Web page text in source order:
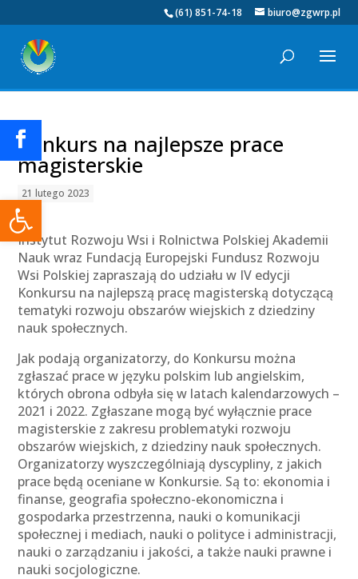
Otwórz pasek narzędzi
(61) 851-74-18 biuro@zgwrp.pl
Konkurs na najlepsze prace
magisterskie
21 lutego 2023
Instytut Rozwoju Wsi i Rolnictwa Polskiej Akademii
Nauk wraz Fundacją Europejski Fundusz Rozwoju
Wsi Polskiej zapraszają do udziału w IV edycji
Konkursu na najlepszą pracę magisterską dotyczącą
tematyki rozwoju obszarów wiejskich z dziedziny
nauk społecznych.
Jak podają organizatorzy, do Konkursu można
zgłaszać prace w języku polskim lub angielskim,
których obrona odbyła się w latach kalendarzowych –
2021 i 2022. Zgłaszane mogą być wyłącznie prace
magisterskie z zakresu problematyki rozwoju
obszarów wiejskich, z dziedziny nauk społecznych.
Organizatorzy wyszczególniają dyscypliny, z jakich
prace będą oceniane w Konkursie. Są to: ekonomia i
finanse, geografia społeczno-ekonomiczna i
gospodarka przestrzenna, nauki o komunikacji
społecznej i mediach, nauki o polityce i administracji,
nauki o zarządzaniu i jakości, a także nauki prawne i
nauki socjologiczne.